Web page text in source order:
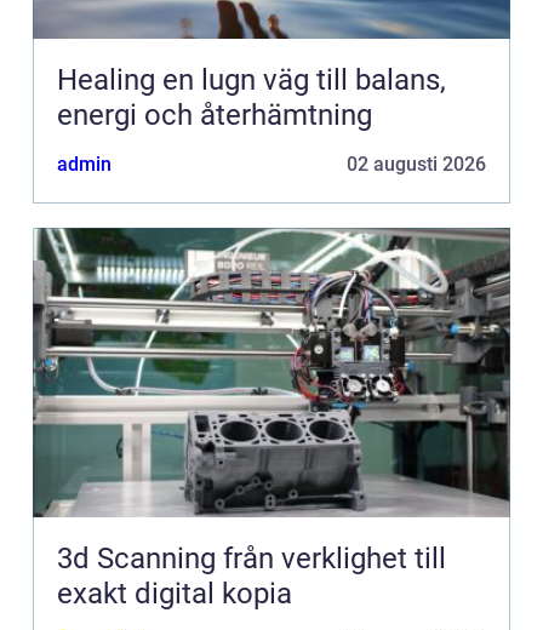
Healing en lugn väg till balans,
energi och återhämtning
admin 02 augusti 2026
3d Scanning från verklighet till
exakt digital kopia